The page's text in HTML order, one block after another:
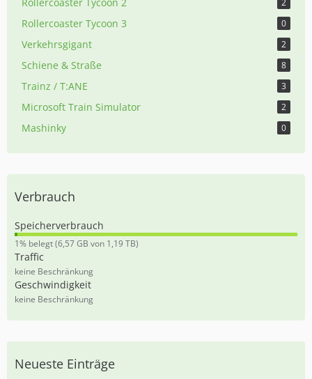
Rollercoaster Tycoon 2 2
Rollercoaster Tycoon 3 0
Verkehrsgigant 2
Schiene & Straße 8
Trainz / T:ANE 3
Microsoft Train Simulator 2
Mashinky 0
Verbrauch
Speicherverbrauch
0
,
5
5
%
1% belegt (6,57 GB von 1,19 TB)
Traffic
keine Beschränkung
Geschwindigkeit
keine Beschränkung
Neueste Einträge